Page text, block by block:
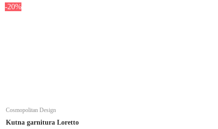
-20%
Cosmopolitan Design
Kutna garnitura Loretto